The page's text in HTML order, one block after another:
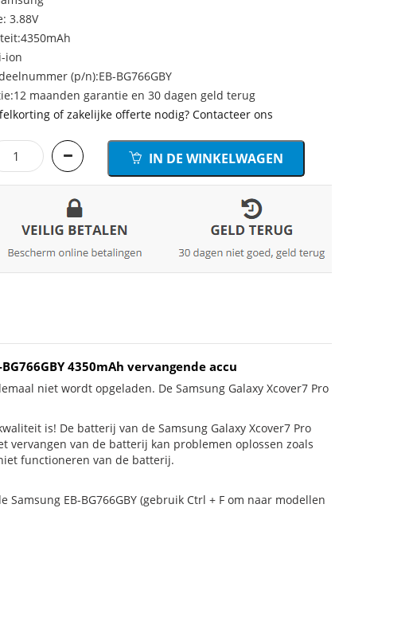
3.88V
ion
(p/n):EB-BG766GBY
maanden garantie en 30 dagen geld terug
of zakelijke offerte nodig? Contacteer ons
IN DE WINKELWAGEN
4350mAh vervangende accu
niet wordt opgeladen. De Samsung Galaxy Xcover7 Pro
is! De batterij van de Samsung Galaxy Xcover7 Pro
vervangen van de batterij kan problemen oplossen zoals
functioneren van de batterij.
EB-BG766GBY (gebruik Ctrl + F om naar modellen